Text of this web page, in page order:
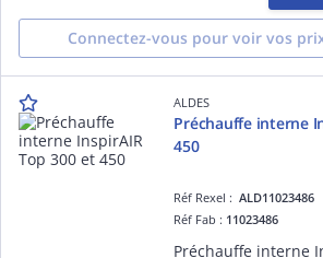
Connectez-vous pour voir vos
ALDES
Préchauffe interne
450
Réf Rexel :ALD11023486
Réf Fab : 11023486